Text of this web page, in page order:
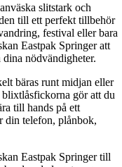
slitstark och
till ett perfekt tillbehör
festival eller bara
Eastpak Springer att
nödvändigheter.
bäras runt midjan eller
gör att du
till hands på ett
din telefon, plånbok,
Eastpak Springer till